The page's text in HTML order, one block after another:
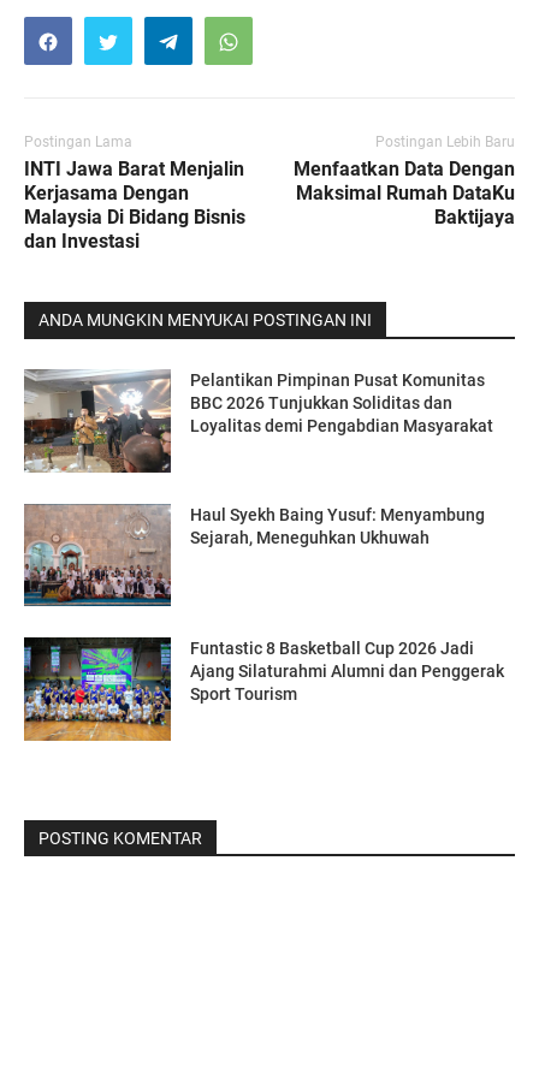
Postingan Lama
INTI Jawa Barat Menjalin
Kerjasama Dengan
Malaysia Di Bidang Bisnis
dan Investasi
Postingan Lebih Baru
Menfaatkan Data Dengan
Maksimal Rumah DataKu
Baktijaya
ANDA MUNGKIN MENYUKAI POSTINGAN INI
Pelantikan Pimpinan Pusat Komunitas
BBC 2026 Tunjukkan Soliditas dan
Loyalitas demi Pengabdian Masyarakat
Haul Syekh Baing Yusuf: Menyambung
Sejarah, Meneguhkan Ukhuwah
Funtastic 8 Basketball Cup 2026 Jadi
Ajang Silaturahmi Alumni dan Penggerak
Sport Tourism
POSTING KOMENTAR